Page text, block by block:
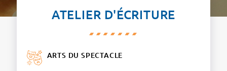
ATELIER D'ÉCRITURE
ARTS DU SPECTACLE